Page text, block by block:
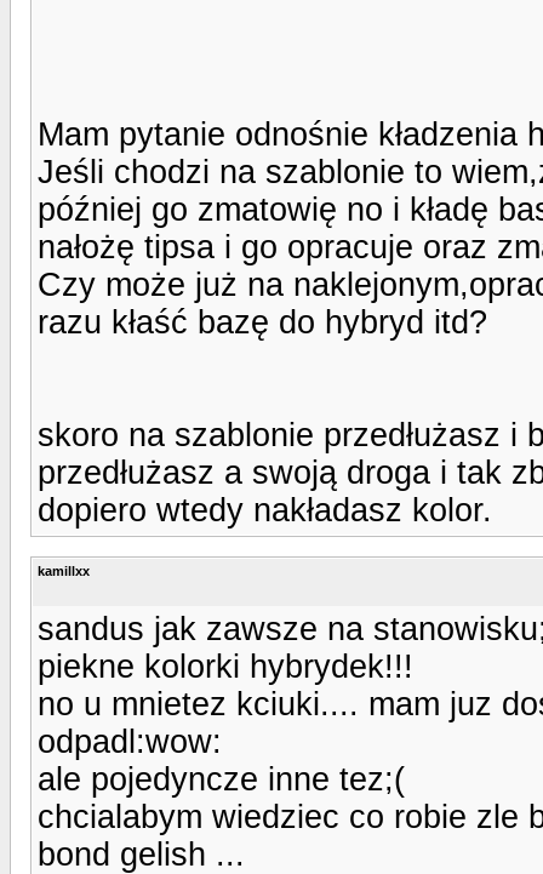
Mam pytanie odnośnie kładzenia
Jeśli chodzi na szablonie to
później go zmatowię no i kładę
nałożę tipsa i go opracuje oraz
Czy może już na
razu kłaść bazę do hybryd itd?
skoro na szablonie przedłużasz i
przedłużasz a swoją droga i tak
dopiero wtedy nakładasz kolor.
kamillxx
sandus jak zawsze na
piekne kolorki hybrydek!!!
no u mnietez kciuki.... mam juz
odpadl:wow:
ale pojedyncze inne tez;(
chcialabym wiedziec co robie zle
bond gelish ...